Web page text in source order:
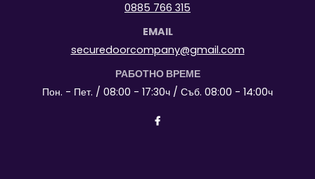
0885 766 315
EMAIL
securedoorcompany@gmail.com
РАБОТНО ВРЕМЕ
Пон. - Пет. / 08:00 - 17:30ч / Съб. 08:00 - 14:00ч